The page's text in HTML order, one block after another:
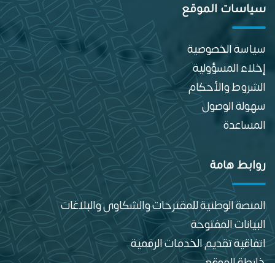
سياسات الموقع
سياسة الخصوصية
إخلاء المسؤولية
الشروط والأحكام
سهولة الوصول
المساعدة
روابط هامة
المنصة الوطنية للمقترحات والشكاوى والبلاغات
البيانات المفتوحة
اتفاقية تقديم الخدمات الرقمية